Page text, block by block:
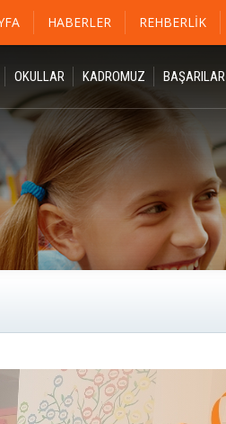
HABERLER REHBERLIK
OKULLAR KADROMUZ BAŞARILAR